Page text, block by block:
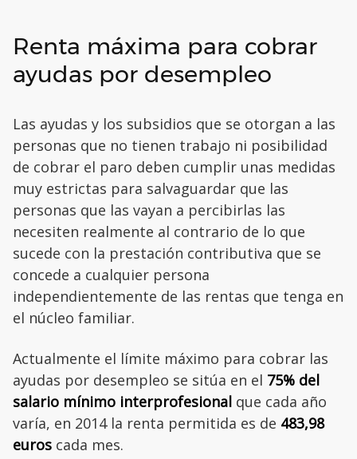
Renta máxima para cobrar
ayudas por desempleo
Las ayudas y los subsidios que se otorgan a las
personas que no tienen trabajo ni posibilidad
de cobrar el paro deben cumplir unas medidas
muy estrictas para salvaguardar que las
personas que las vayan a percibirlas las
necesiten realmente al contrario de lo que
sucede con la prestación contributiva que se
concede a cualquier persona
independientemente de las rentas que tenga en
el núcleo familiar.
Actualmente el límite máximo para cobrar las
ayudas por desempleo se sitúa en el 75% del
salario mínimo interprofesional que cada año
varía, en 2014 la renta permitida es de 483,98
euros cada mes.